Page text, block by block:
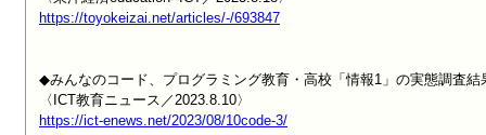
https://toyokeizai.net/articles/-/693847
◆みんなのコード、プログラミング教育・高校「情報1」の実態調査結
https://ict-enews.net/2023/08/10code-3/